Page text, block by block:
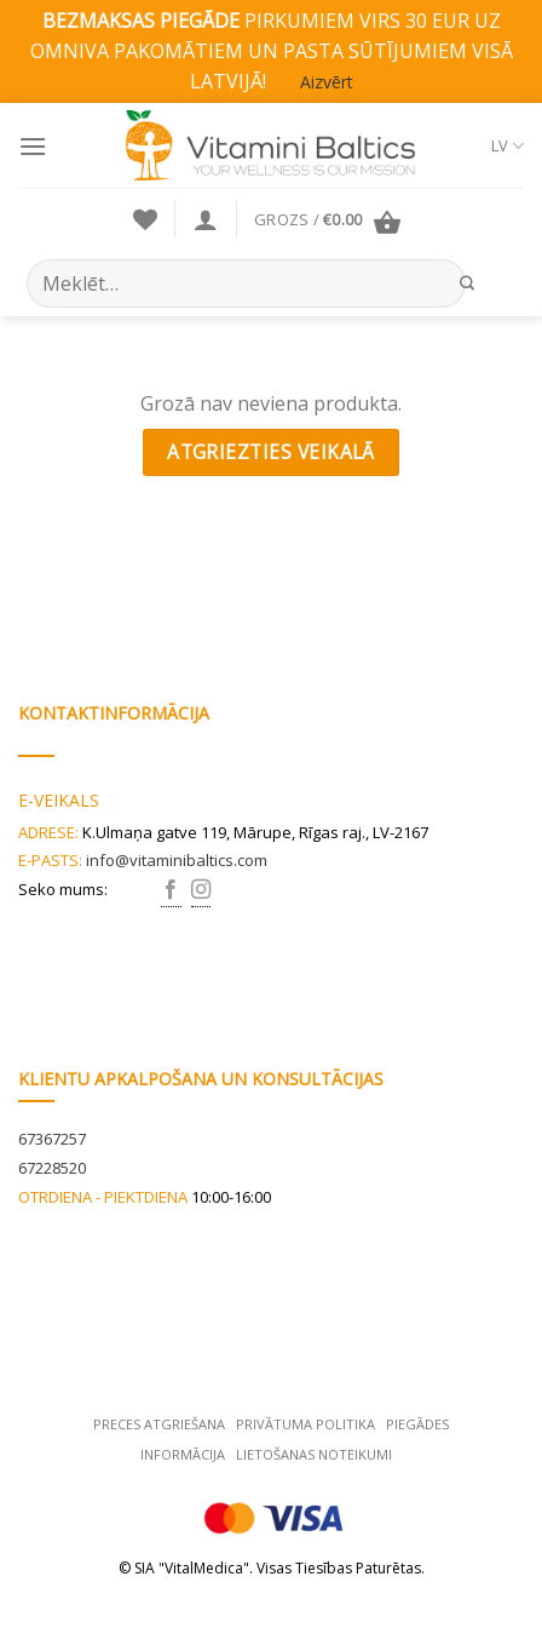
BEZMAKSAS PIEGĀDEPIRKUMIEM VIRS 30 EUR UZ
OMNIVA PAKOMĀTIEM UN PASTA SŪTĪJUMIEM VISĀ
LATVIJĀ!
Aizvērt
LV
GROZS /€0.00
Search
for:
Grozā nav neviena produkta.
ATGRIEZTIES VEIKALĀ
PRECES ATGRIEŠANA РRIVĀTUMA POLITIKA
PIEGĀDES
INFORMĀCIJA
LIETOŠANAS NOTEIKUMI
© SIA "VitalMedica". Visas Tiesības Paturētas.
KONTAKTINFORMĀCIJA
E-VEIKALS
ADRESE: K.Ulmaņa gatve 119, Mārupe, Rīgas raj., LV-2167
E-PASTS: info@vitaminibaltics.com
Seko mums:
KLIENTU APKALPOŠANA UN KONSULTĀCIJAS
67367257
67228520
OTRDIENA - PIEKTDIENA 10:00-16:00